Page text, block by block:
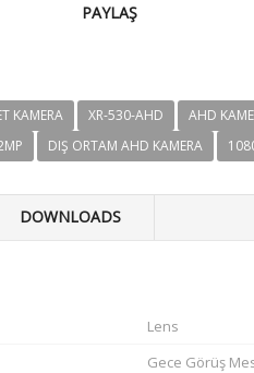
PAYLAŞ
KAMERA XR-530-AHD AHD
DIŞ ORTAM AHD KAMERA
DOWNLOADS
Lens
Gece Görüş